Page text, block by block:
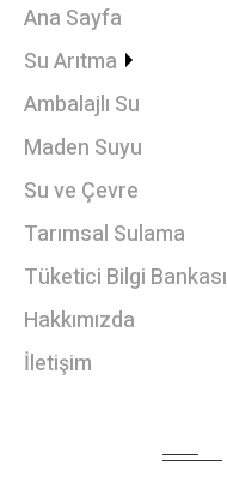
Ana Sayfa
Su Arıtma
Ambalajlı Su
Maden Suyu
Su ve Çevre
Tarımsal Sulama
Tüketici Bilgi Bankası
Hakkımızda
İletişim